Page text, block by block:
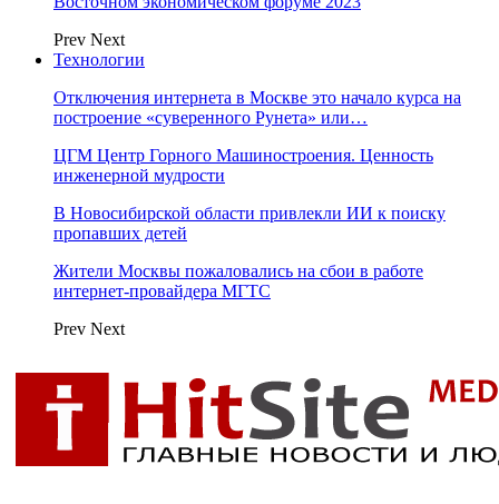
Prev Next
Технологии
Отключения интернета в Москве это начало курса на
построение «суверенного Рунета» или…
ЦГМ Центр Горного Машиностроения. Ценность
инженерной мудрости
В Новосибирской области привлекли ИИ к поиску
пропавших детей
Жители Москвы пожаловались на сбои в работе
интернет-провайдера МГТС
Prev Next